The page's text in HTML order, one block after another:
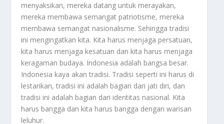
menyaksikan, mereka datang untuk merayakan,
mereka membawa semangat patriotisme, mereka
membawa semangat nasionalisme. Sehingga tradisi
ini mengingatkan kita. Kita harus menjaga persatuan,
kita harus menjaga kesatuan dan kita harus menjaga
keragaman budaya. Indonesia adalah bangsa besar.
Indonesia kaya akan tradisi. Tradisi seperti ini harus di
lestarikan, tradisi ini adalah bagian dari jati diri, dan
tradisi ini adalah bagian dari identitas nasional. Kita
harus bangga dan kita harus bangga dengan warisan
leluhur.